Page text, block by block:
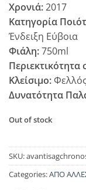
Χρονιά:2017
Κατηγορία
Ένδειξη Εύβοια
Φιάλη:750ml
Περιεκτικότητα
Κλείσιμο:
Δυνατότητα
Out of stock
SKU:
Categories:ΑΠΟ